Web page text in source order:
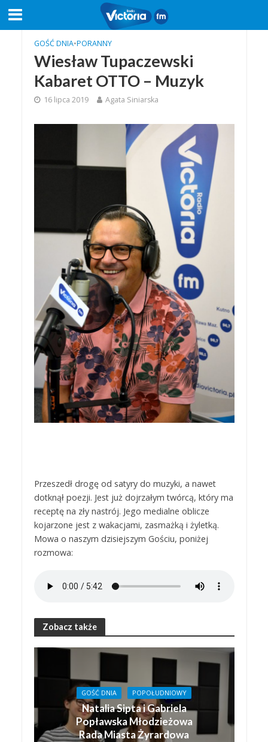
GOŚĆ DNIA•PORANNY
Wiesław Tupaczewski
Kabaret OTTO – Muzyk
16 lipca 2019 Agata Siniarska
Przeszedł drogę od satyry do muzyki, a nawet
dotknął poezji. Jest już dojrzałym twórcą, który ma
receptę na zły nastrój. Jego medialne oblicze
kojarzone jest z wakacjami, zasmażką i żyletką.
Mowa o naszym dzisiejszym Gościu, poniżej
rozmowa:
Zobacz także
GOŚĆ DNIA POPOŁUDNIOWY
Natalia Sipta i Gabriela
Popławska Młodzieżowa
Rada Miasta Żyrardowa